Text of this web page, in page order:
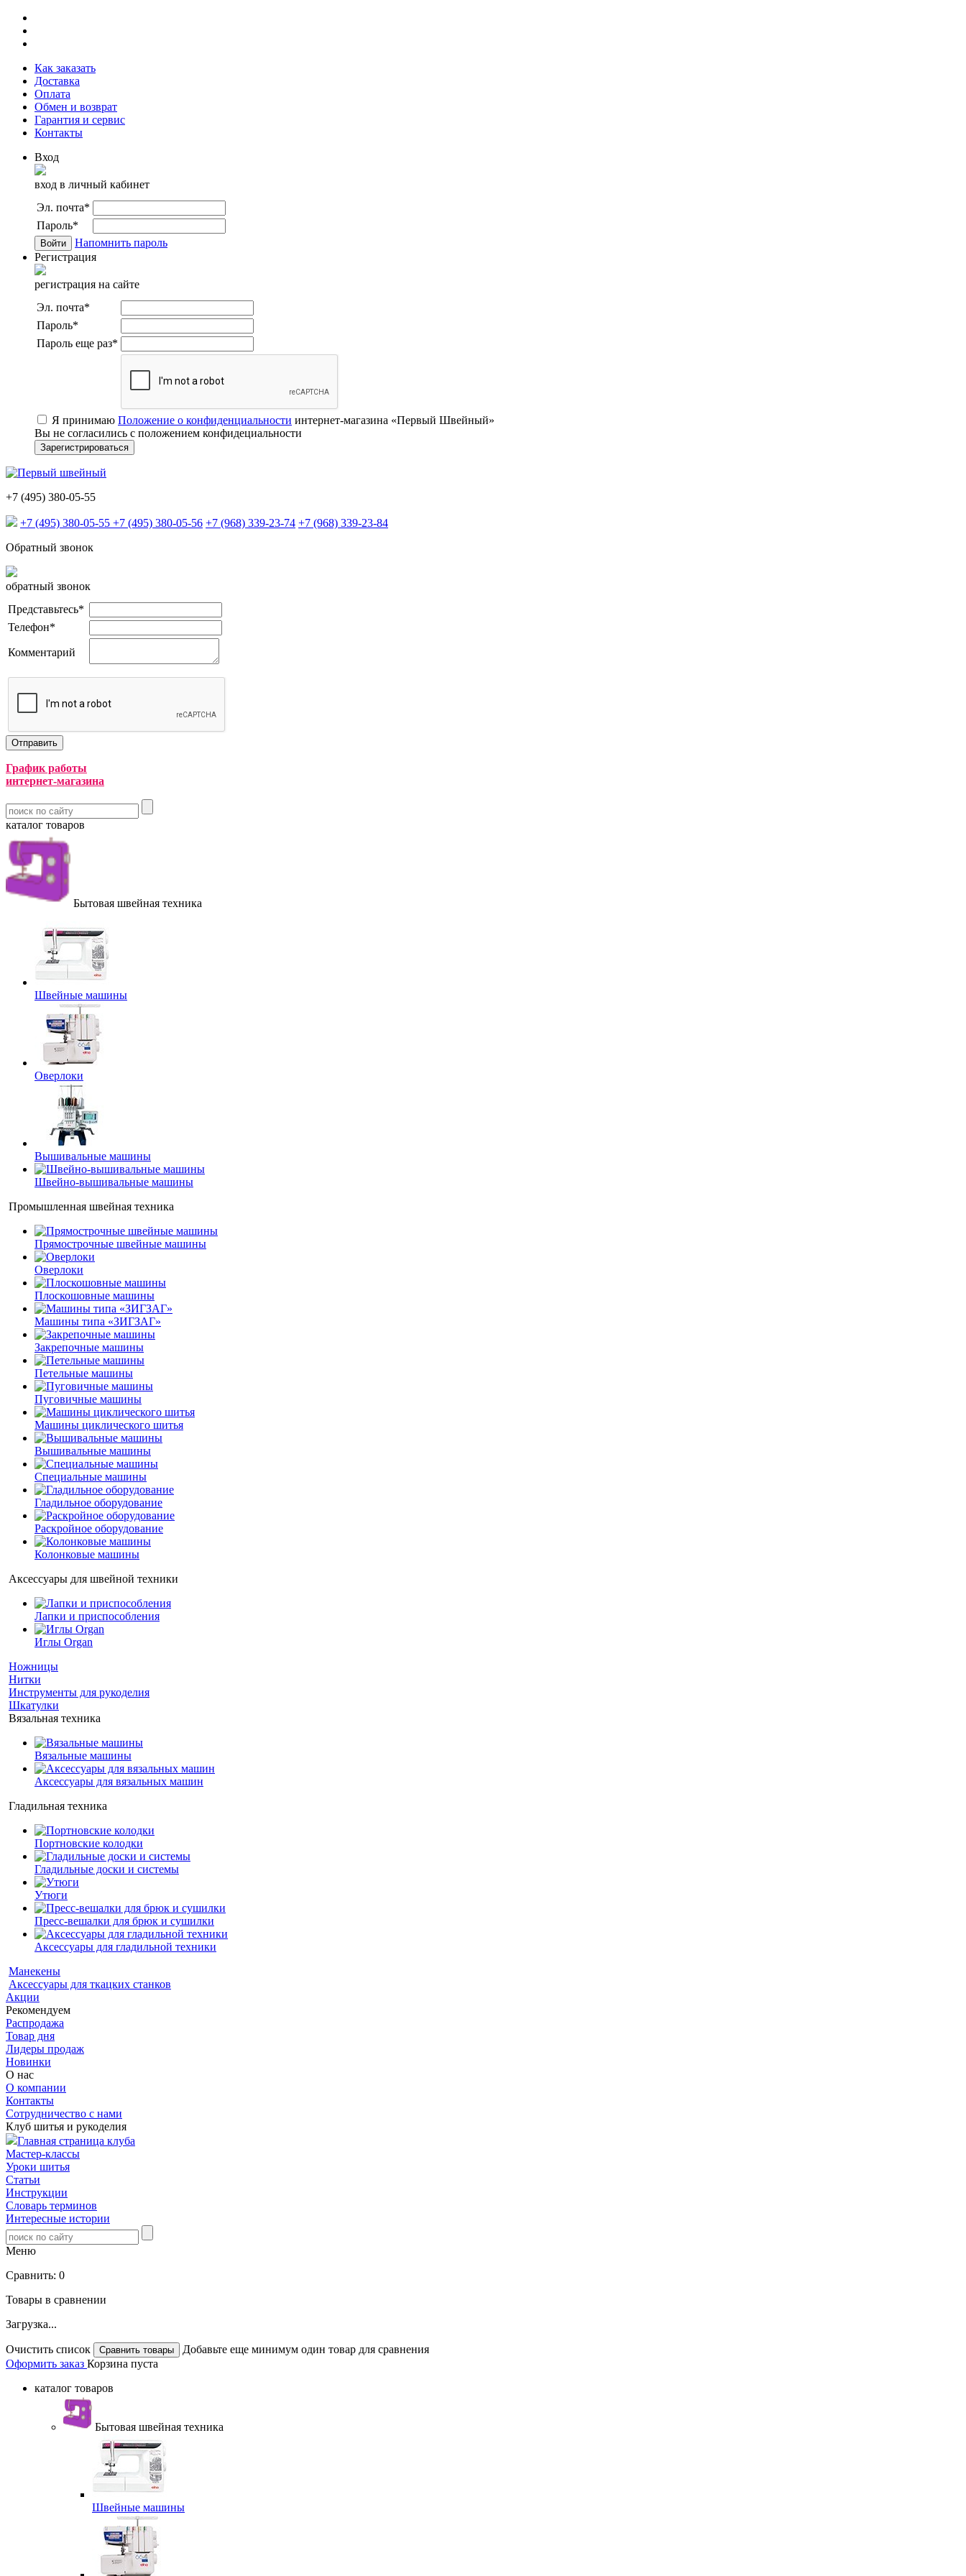
Как заказать
Доставка
Оплата
Обмен и возврат
Гарантия и сервис
Контакты
Вход
вход в личный кабинет
Эл. почта*
Пароль*
Напомнить пароль
Регистрация
регистрация на сайте
Эл. почта*
Пароль*
Пароль еще раз*
Я принимаю Положение о конфиденциальности интернет-магазина «Первый Швейный»
Вы не согласились с положением конфидециальности
+7 (495) 380-05-55
+7 (495) 380-05-55 +7 (495) 380-05-56 +7 (968) 339-23-74 +7 (968) 339-23-84
Обратный звонок
обратный звонок
Представьтесь*
Телефон*
Комментарий
График работы
интернет-магазина
каталог товаров
Бытовая швейная техника
Швейные машины
Оверлоки
Вышивальные машины
Швейно-вышивальные машины
Промышленная швейная техника
Прямострочные швейные машины
Оверлоки
Плоскошовные машины
Машины типа «ЗИГЗАГ»
Закрепочные машины
Петельные машины
Пуговичные машины
Машины циклического шитья
Вышивальные машины
Специальные машины
Гладильное оборудование
Раскройное оборудование
Колонковые машины
Аксессуары для швейной техники
Лапки и приспособления
Иглы Organ
Ножницы
Нитки
Инструменты для рукоделия
Шкатулки
Вязальная техника
Вязальные машины
Аксессуары для вязальных машин
Гладильная техника
Портновские колодки
Гладильные доски и системы
Утюги
Пресс-вешалки для брюк и сушилки
Аксессуары для гладильной техники
Манекены
Аксессуары для ткацких станков
Акции
Рекомендуем
Распродажа
Товар дня
Лидеры продаж
Новинки
О нас
О компании
Контакты
Сотрудничество с нами
Клуб шитья и рукоделия
Главная страница клуба
Мастер-классы
Уроки шитья
Статьи
Инструкции
Словарь терминов
Интересные истории
Меню
Сравнить: 0
Товары в сравнении
Загрузка...
Очистить список
Добавьте еще минимум один товар для сравнения
Оформить заказ Корзина пуста
каталог товаров
Бытовая швейная техника
Швейные машины